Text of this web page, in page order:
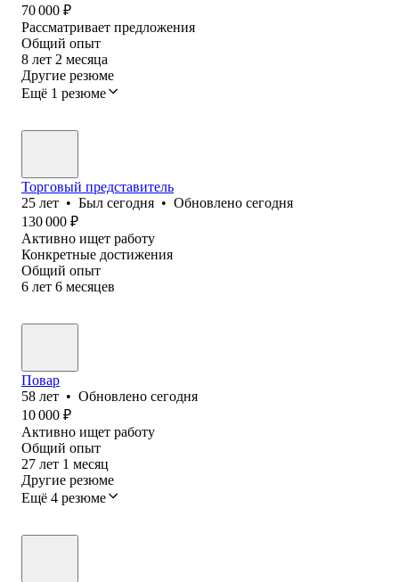
70 000 ₽
Рассматривает предложения
Общий опыт
8 лет 2 месяца
Другие резюме
Ещё 1 резюме
Торговый представитель
25 лет • Был сегодня • Обновлено сегодня
130 000 ₽
Активно ищет работу
Конкретные достижения
Общий опыт
6 лет 6 месяцев
Повар
58 лет • Обновлено сегодня
10 000 ₽
Активно ищет работу
Общий опыт
27 лет 1 месяц
Другие резюме
Ещё 4 резюме